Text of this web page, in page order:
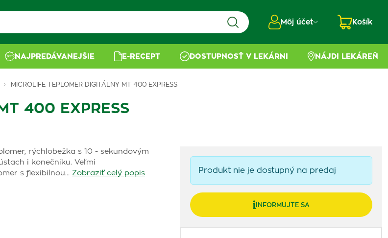
Môj účet Košík
NAJPREDÁVANEJŠIE E-RECEPT DOSTUPNOSŤ V LEKÁRNI NÁJDI LEKÁREŇ
MICROLIFE TEPLOMER DIGITÁLNY MT 400 EXPRESS
400 EXPRESS
rýchlobežka s 10 - sekundovým
i konečníku. Veľmi
s flexibilnou… Zobraziť celý popis Produkt nie je dostupný na predaj
INFORMUJTE SA